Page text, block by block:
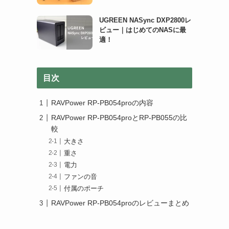
UGREEN NASync DXP2800レ
ビュー｜はじめてのNASに最
適！
目次
RAVPower RP-PB054proの内容
RAVPower RP-PB054proとRP-PB055の比
較
大きさ
重さ
電力
ファンの音
付属のポーチ
RAVPower RP-PB054proのレビューまとめ